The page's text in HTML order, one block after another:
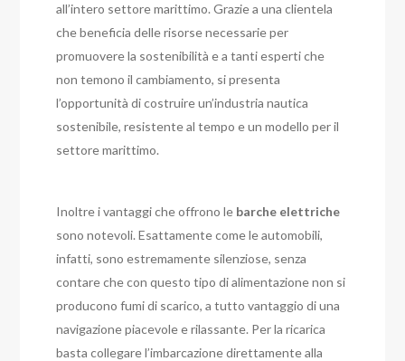
all’intero settore marittimo. Grazie a una clientela
che beneficia delle risorse necessarie per
promuovere la sostenibilità e a tanti esperti che
non temono il cambiamento, si presenta
l’opportunità di costruire un’industria nautica
sostenibile, resistente al tempo e un modello per il
settore marittimo.
Inoltre i vantaggi che offrono le barche elettriche
sono notevoli. Esattamente come le automobili,
infatti, sono estremamente silenziose, senza
contare che con questo tipo di alimentazione non si
producono fumi di scarico, a tutto vantaggio di una
navigazione piacevole e rilassante. Per la ricarica
basta collegare l’imbarcazione direttamente alla